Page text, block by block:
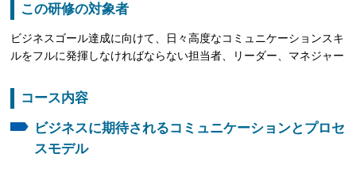
この研修の対象者
ビジネスゴール達成に向けて、日々高度なコミュニケーションスキ
ルをフルに発揮しなければならない担当者、リーダー、マネジャー
コース内容
ビジネスに期待されるコミュニケーションとプロセ
スモデル